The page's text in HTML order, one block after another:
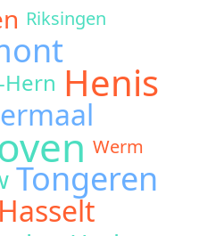
Riksingen
Henis
Werm
Tongeren
Hasselt